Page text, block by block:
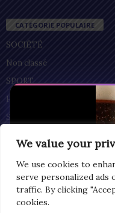
We value your
We use cookies to
serve personalized ads
traffic. By clicking
cookies.
CATÉGORIE POPULAIRE
SOCIÉTÉ
Non classé
SPORT
POLITIQUE
SANTÉ